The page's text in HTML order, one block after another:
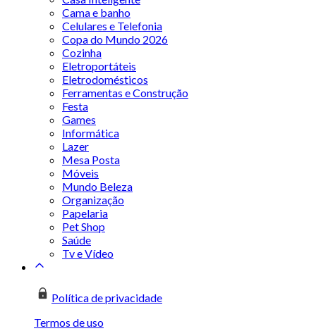
Cama e banho
Celulares e Telefonia
Copa do Mundo 2026
Cozinha
Eletroportáteis
Eletrodomésticos
Ferramentas e Construção
Festa
Games
Informática
Lazer
Mesa Posta
Móveis
Mundo Beleza
Organização
Papelaria
Pet Shop
Saúde
Tv e Vídeo
Política de privacidade
Termos de uso